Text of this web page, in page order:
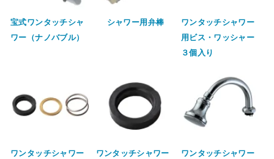
宝式ワンタッチシャ
ワー（ナノバブル）
シャワー用弁棒
ワンタッチシャワー
用ビス・ワッシャー
３個入り
ワンタッチシャワー
ワンタッチシャワー
ワンタッチシャワー